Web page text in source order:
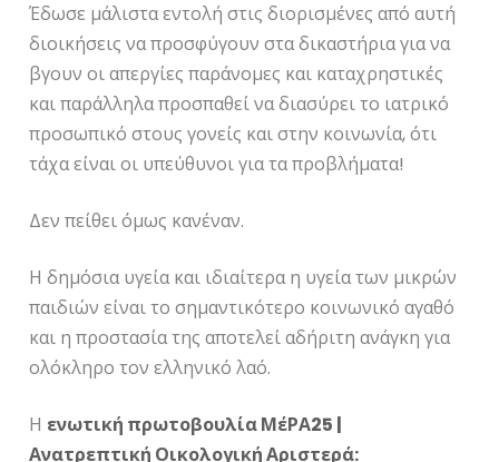
Έδωσε μάλιστα εντολή στις διορισμένες από αυτή
διοικήσεις να προσφύγουν στα δικαστήρια για να
βγουν οι απεργίες παράνομες και καταχρηστικές
και παράλληλα προσπαθεί να διασύρει το ιατρικό
προσωπικό στους γονείς και στην κοινωνία, ότι
τάχα είναι οι υπεύθυνοι για τα προβλήματα!
Δεν πείθει όμως κανέναν.
Η δημόσια υγεία και ιδιαίτερα η υγεία των μικρών
παιδιών είναι το σημαντικότερο κοινωνικό αγαθό
και η προστασία της αποτελεί αδήριτη ανάγκη για
ολόκληρο τον ελληνικό λαό.
Η ενωτική πρωτοβουλία ΜέΡΑ25 |
Ανατρεπτική Οικολογική Αριστερά: